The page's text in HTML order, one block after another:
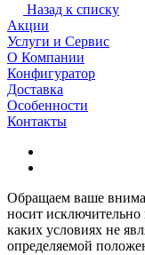
Назад к списку
Акции
Услуги и Сервис
О Компании
Конфигуратор
Доставка
Особенности
Контакты
Обращаем ваше
носит
каких условиях не
определяемой